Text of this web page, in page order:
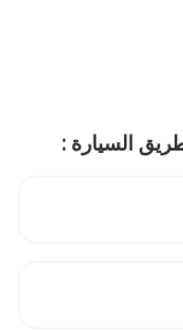
السيارة :